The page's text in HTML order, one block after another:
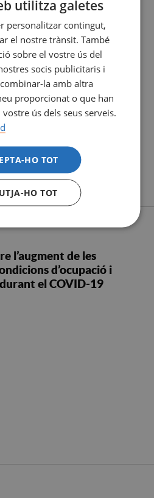
l’augment de les
d’ocupació i
el COVID-19
utilitza galetes
personalitzar contingut,
el nostre trànsit. També
sobre el vostre ús del
socis publicitaris i
la amb altra
proporcionat o que han
ús dels seus serveis.
HO TOT
HO TOT